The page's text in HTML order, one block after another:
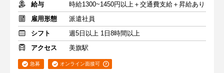
給与
時給1300~1450円以上＋交通費支給＋昇給あり
雇用形態
派遣社員
シフト
週5日以上 1日8時間以上
アクセス
美旗駅
急募 オンライン面接可